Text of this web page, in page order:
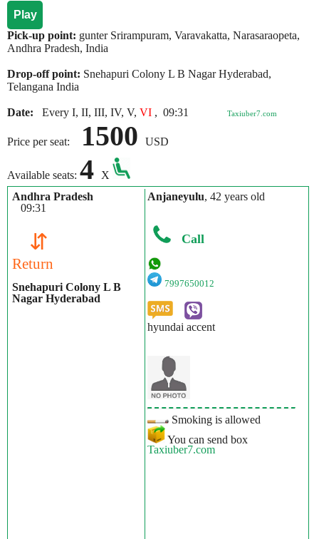
Play
Pick-up point: gunter Srirampuram, Varavakatta, Narasaraopeta,
Andhra Pradesh, India
Drop-off point: Snehapuri Colony L B Nagar Hyderabad,
Telangana India
Date: Every I, II, III, IV, V, VI , 09:31 Taxiuber7.com
Price per seat: 1500 USD
Available seats: 4
X
Andhra Pradesh
09:31
⇵
Return
Snehapuri Colony L B
Nagar Hyderabad
Anjaneyulu, 42 years old
Call
7997650012
hyundai accent
Smoking is allowed
You can send box
Taxiuber7.com